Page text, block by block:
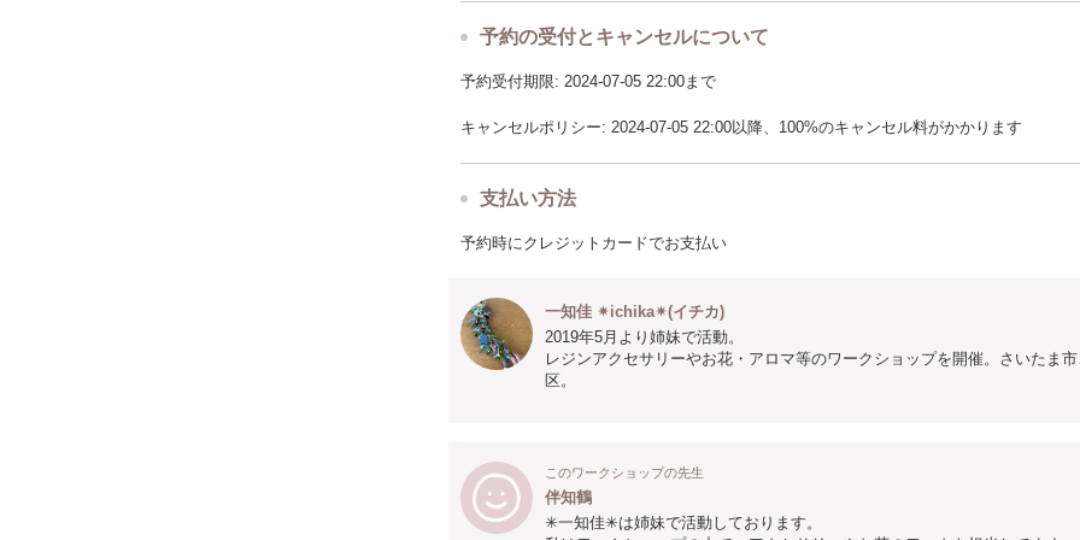
予約の受付とキャンセルについて
予約受付期限: 2024-07-05 22:00まで
キャンセルポリシー: 2024-07-05 22:00以降、100%のキャンセル料がかかります
支払い方法
予約時にクレジットカードでお支払い
一知佳 ✴︎ichika✴︎(イチカ)
2019年5月より姉妹で活動。
レジンアクセサリーやお花・アロマ等のワークショップを開催。さいたま
区。
このワークショップの先生
伴知鶴
✳︎一知佳✳︎は姉妹で活動しております。